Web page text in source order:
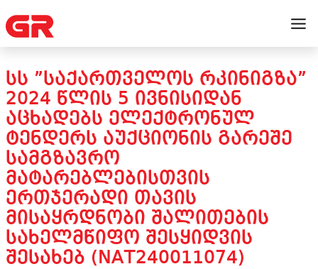
ᲡᲡ ”ᲡᲐᲥᲐᲠᲗᲕᲔᲚᲝᲡ ᲠᲙᲘᲜᲘᲒᲖᲐ”
2024 ᲬᲚᲘᲡ 5 ᲘᲕᲜᲘᲡᲘᲓᲐᲜ
ᲐᲪᲮᲐᲓᲔᲑᲡ ᲔᲚᲔᲥᲢᲠᲝᲜᲣᲚ
ᲢᲔᲜᲓᲔᲠᲡ ᲐᲣᲥᲪᲘᲝᲜᲘᲡ ᲒᲐᲠᲔᲨᲔ
ᲡᲐᲛᲒᲖᲐᲕᲠᲝ
ᲛᲐᲢᲐᲠᲔᲑᲚᲔᲑᲘᲡᲗᲕᲘᲡ
ᲔᲠᲗᲯᲔᲠᲐᲓᲘ ᲗᲐᲕᲘᲡ
ᲛᲘᲡᲐᲧᲠᲓᲜᲝᲑᲘ ᲨᲐᲚᲘᲗᲔᲑᲘᲡ
ᲡᲐᲮᲔᲚᲛᲬᲘᲤᲝ ᲨᲔᲡᲧᲘᲓᲕᲘᲡ
ᲨᲔᲡᲐᲮᲔᲑ (NAT240011074)